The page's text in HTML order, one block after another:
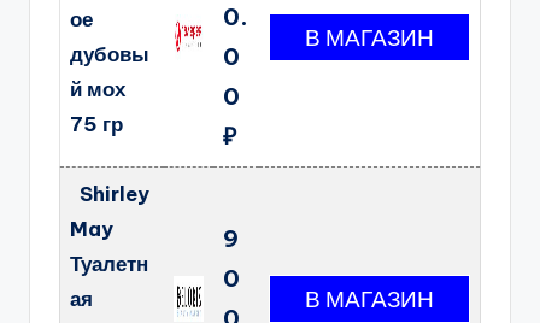
ое
дубовы
й мох
75 гр
0.
0
0
₽
Shirley
May
Туалетн
ая
9
0